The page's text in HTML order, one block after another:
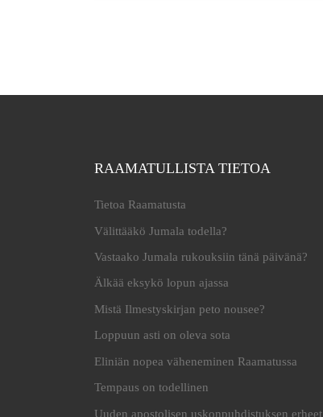
RAAMATULLISTA TIETOA
Tietoa Raamatusta
Välittääkö Jumala todella?
Vastaako Jumala rukouksiin tänä päivänä?
Älkää eksykö lopun ajassa
Mistä Ilmestyskirjan peto nousee?
Loppuun asti on oleva sota
Eliniän nopea väheneminen Raamatussa
Tempaus on todellinen
Uuden apostolisen uskonpuhdistuksen erheet